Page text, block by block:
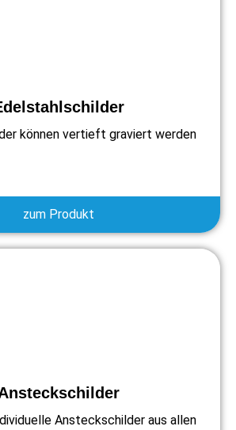
können vertieft graviert werden
zum Produkt
Ansteckschilder aus allen